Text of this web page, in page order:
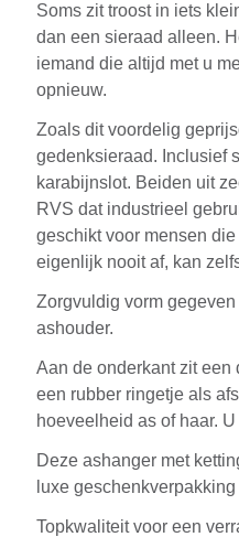
Soms zit troost in iets
dan een sieraad alleen.
iemand die altijd met u
opnieuw.
Zoals dit voordelig
gedenksieraad. Inclusief
karabijnslot. Beiden uit
RVS dat industrieel
geschikt voor mensen
eigenlijk nooit af, kan
Zorgvuldig vorm
ashouder.
Aan de onderkant zit een
een rubber ringetje als
hoeveelheid as of haar.
Deze ashanger met
luxe
Topkwaliteit voor een